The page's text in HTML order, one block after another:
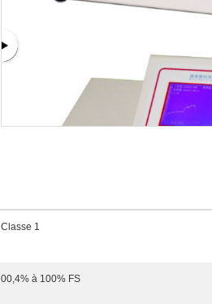
Classe 1
00,4% à 100% FS